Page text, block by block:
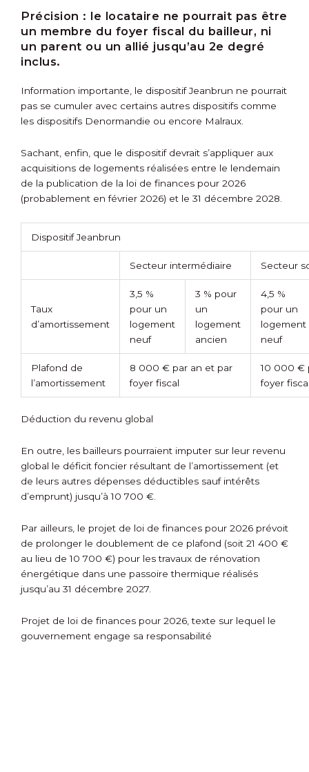
Précision : le locataire ne pourrait pas être
un membre du foyer fiscal du bailleur, ni
un parent ou un allié jusqu’au 2e degré
inclus.
Information importante, le dispositif Jeanbrun ne pourrait
pas se cumuler avec certains autres dispositifs comme
les dispositifs Denormandie ou encore Malraux.
Sachant, enfin, que le dispositif devrait s’appliquer aux
acquisitions de logements réalisées entre le lendemain
de la publication de la loi de finances pour 2026
(probablement en février 2026) et le 31 décembre 2028.
Dispositif Jeanbrun
Secteur intermédiaire Secteur
Taux
d’amortissement
3,5 %
pour un
logement
neuf
3 % pour
un
logement
ancien
4,5 %
pour un
logement
neuf
Plafond de
l’amortissement
8 000 € par an et par
foyer fiscal
10 000 €
foyer
Déduction du revenu global
En outre, les bailleurs pourraient imputer sur leur revenu
global le déficit foncier résultant de l’amortissement (et
de leurs autres dépenses déductibles sauf intérêts
d’emprunt) jusqu’à 10 700 €.
Par ailleurs, le projet de loi de finances pour 2026 prévoit
de prolonger le doublement de ce plafond (soit 21 400 €
au lieu de 10 700 €) pour les travaux de rénovation
énergétique dans une passoire thermique réalisés
jusqu’au 31 décembre 2027.
Projet de loi de finances pour 2026, texte sur lequel le
gouvernement engage sa responsabilité